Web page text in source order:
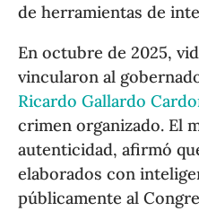
de herramientas de
En octubre de 2025,
vincularon al
Ricardo Gallardo
crimen organizado. El
autenticidad, afirmó
elaborados con
públicamente al